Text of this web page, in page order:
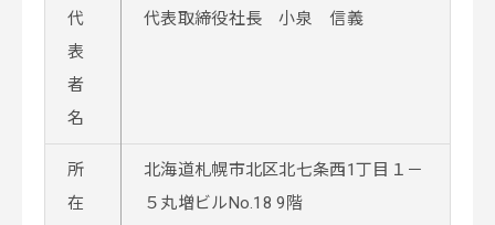
代
表
者
名
代表取締役社長 小泉 信義
所
在
北海道札幌市北区北七条西1丁目１－
５丸増ビルNo.18 9階